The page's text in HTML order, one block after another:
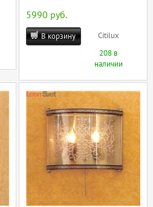
5990 руб.
В корзину
Citilux
208 в
наличии